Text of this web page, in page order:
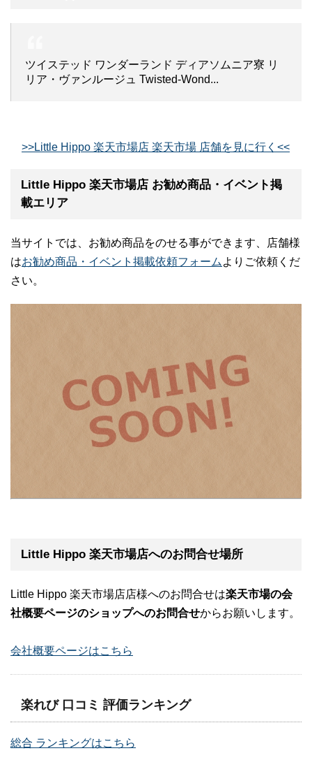
ツイステッド ワンダーランド ディアソムニア寮 リ
リア・ヴァンルージュ Twisted-Wond...
>>Little Hippo 楽天市場店 楽天市場 店舗を見に行く<<
Little Hippo 楽天市場店 お勧め商品・イベント掲
載エリア
当サイトでは、お勧め商品をのせる事ができます、店舗様
はお勧め商品・イベント掲載依頼フォーム よりご依頼くだ
さい。
Little Hippo 楽天市場店へのお問合せ場所
Little Hippo 楽天市場店店様へのお問合せは楽天市場の会
社概要ページのショップへのお問合せからお願いします。
会社概要ページはこちら
楽れび 口コミ 評価ランキング
総合 ランキングはこちら